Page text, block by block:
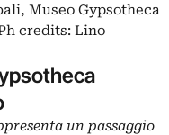
Museo Gypsotheca
credits: Lino
un passaggio